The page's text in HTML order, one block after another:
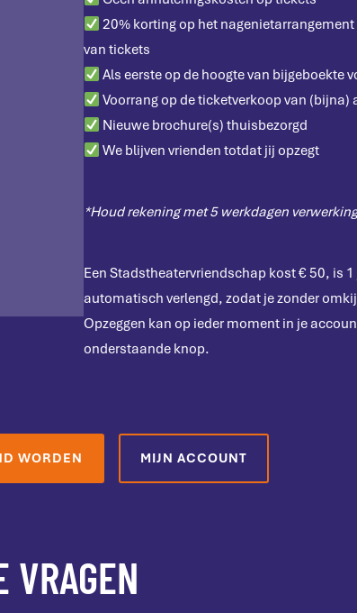
20% korting op het
van tickets
Als eerste op de hoogte van bijgeboekte
Voorrang op de ticketverkoop van (bijna)
Nieuwe brochure(s) thuisbezorgd
We blijven vrienden totdat jij opzegt
*Houd rekening met 5 werkdagen
Een Stadstheatervriendschap kost € 50, is
automatisch verlengd, zodat je zonder
Opzeggen kan op ieder moment in je
onderstaande knop.
WORDEN MIJN ACCOUNT
VRAGEN